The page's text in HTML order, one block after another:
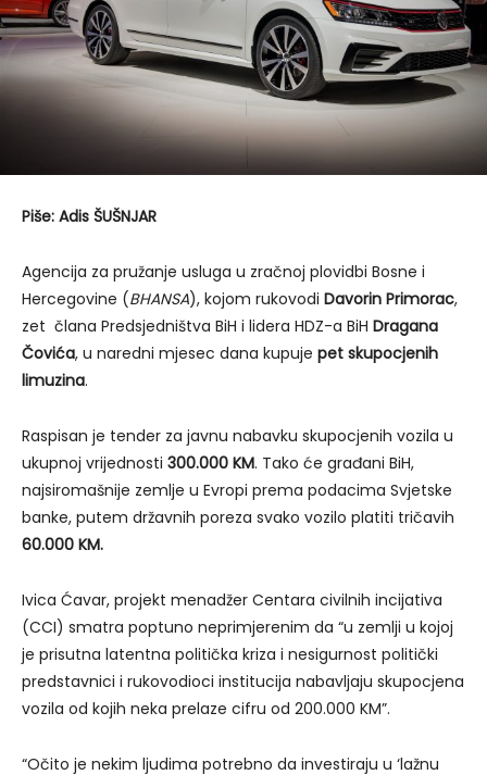
Piše: Adis ŠUŠNJAR
Agencija za pružanje usluga u zračnoj plovidbi Bosne i
Hercegovine (BHANSA), kojom rukovodi Davorin Primorac,
zet člana Predsjedništva BiH i lidera HDZ-a BiH Dragana
Čovića, u naredni mjesec dana kupuje pet skupocjenih
limuzina.
Raspisan je tender za javnu nabavku skupocjenih vozila u
ukupnoj vrijednosti 300.000 KM. Tako će građani BiH,
najsiromašnije zemlje u Evropi prema podacima Svjetske
banke, putem državnih poreza svako vozilo platiti tričavih
60.000 KM.
Ivica Ćavar, projekt menadžer Centara civilnih incijativa
(CCI) smatra poptuno neprimjerenim da “u zemlji u kojoj
je prisutna latentna politička kriza i nesigurnost politički
predstavnici i rukovodioci institucija nabavljaju skupocjena
vozila od kojih neka prelaze cifru od 200.000 KM”.
“Očito je nekim ljudima potrebno da investiraju u ‘lažnu